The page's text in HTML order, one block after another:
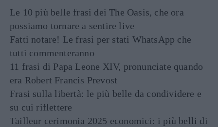
Le 10 più belle frasi dei The Oasis, che ora
possiamo tornare a sentire live
Fatti notare! Le frasi per stati WhatsApp che
tutti commenteranno
11 frasi di Papa Leone XIV, pronunciate quando
era Robert Francis Prevost
Frasi sulla libertà: le più belle da condividere e
su cui riflettere
Tailleur cerimonia 2025 economici: i più belli di